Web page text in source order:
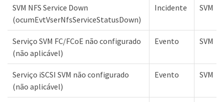
SVM NFS Service Down
(ocumEvtVserNfsServiceStatusDown)
Incidente SVM
Serviço SVM FC/FCoE não configurado
(não aplicável)
Evento SVM
Serviço iSCSI SVM não configurado
(não aplicável)
Evento SVM